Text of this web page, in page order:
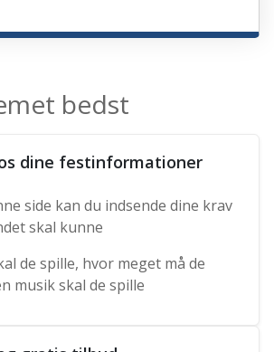
bedst
dine festinformationer
side kan du indsende dine krav
skal kunne
de spille, hvor meget må de
musik skal de spille